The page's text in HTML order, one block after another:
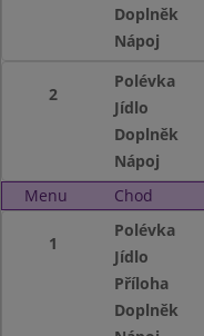
Doplněk
Nápoj
2
Polévka
Jídlo
Doplněk
Nápoj
Menu
Chod
1
Polévka
Jídlo
Příloha
Doplněk